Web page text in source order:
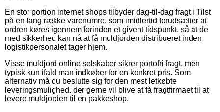
En stor portion internet shops tilbyder dag-til-dag fragt i Tilst
på en lang række varenumre, som imidlertid forudsætter at
ordren køres igennem forinden et givent tidspunkt, så at de
med sikkerhed kan nå at få muldjorden distribueret inden
logistikpersonalet tager hjem.
Visse muldjord online selskaber sikrer portofri fragt, men
typisk kun ifald man indkøber for en konkret pris. Som
alternativ må du beslutte sig for den mest letkøbte
leveringsmulighed, der gerne vil blive at få fragtfirmaet til at
levere muldjorden til en pakkeshop.